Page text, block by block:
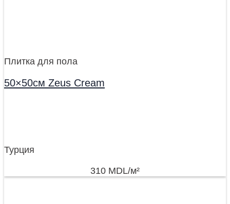
Плитка для пола
50×50см Zeus Cream
Турция
310 MDL/м²